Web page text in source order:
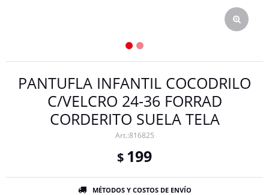
PANTUFLA INFANTIL COCODRILO
C/VELCRO 24-36 FORRAD
CORDERITO SUELA TELA
816825
$ 199
MÉTODOS Y COSTOS DE ENVÍO